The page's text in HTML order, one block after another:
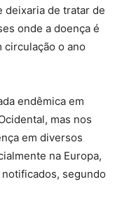
deixaria de tratar de
onde a doença é
circulação o ano
endêmica em
mas nos
em diversos
na Europa,
segundo